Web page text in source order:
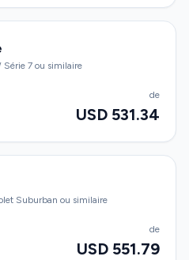
Série 7 ou similaire
de
USD 531.34
Suburban ou similaire
de
USD 551.79